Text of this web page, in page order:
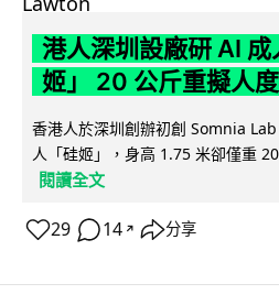
港人深圳設廠研 AI
姬」 20 公斤重擬人
香港人於深圳創辦初創 Somnia
人「硅姬」，身高 1.75 米卻僅重
閱讀全文
29 14 ↗ 分享